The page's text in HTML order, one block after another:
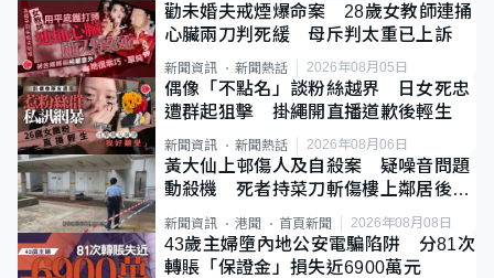
勸未婚夫戒煙爆命案 28歲女教師連捅
心臟兩刀判死緩 母斥判太重已上訴
新聞資訊 新聞熱話 2026年08月05日
偶像「不點名」談粉絲越界 日女死忠
遭群起狙擊 掛繩開直播道歉後輕生
新聞資訊 新聞熱話 2026年08月06日
黃大仙上邨傷人及自殺案 疑噪音問題
動殺機 死者持菜刀斬傷樓上鄰居後墮
新聞資訊 港聞 首頁新聞 2026年08月08日
43歲主婦墮內地公安電騙陷阱 分81次
轉賬「保證金」損失近6900萬元